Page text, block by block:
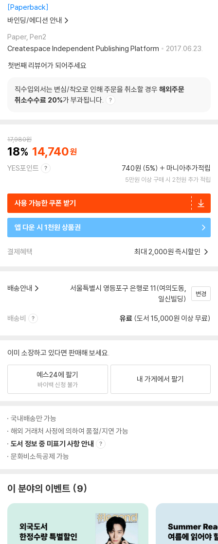
Paperback
바인딩/에디션 안내
Paper, Pen2
Createspace Independent Publishing Platform
2017.06.23.
첫번째 리뷰어가 되어주세요
직수입외서는 변심/착오로 인해 주문을 취소할 경우 해외주문
취소수수료 20%가 부과됩니다.
17,980원
18 14,740
YES포인트 740원 (5%) 마니아추가적립
5만원 이상 구매 시 2천원 추가 적립
사용 가능한 쿠폰 받기
앱 다운 시 1천원 상품권
결제혜택 최대 2,000원 즉시할인
배송안내
서울특별시 영등포구 은행로 11(여의도동,
일신빌딩)
변경
배송비 유료 (도서 15,000원 이상 무료)
이미 소장하고 있다면 판매해 보세요.
예스24에 팔기
바이백 신청 불가
내 가게에서 팔기
국내배송만 가능
해외 거래처 사정에 의하여 품절/지연 가능
도서 정보 중 미표기 사항 안내
문화비소득공제 가능
이 분야의 이벤트 9